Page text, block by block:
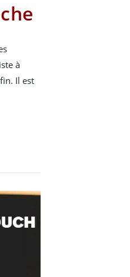
à
Il est